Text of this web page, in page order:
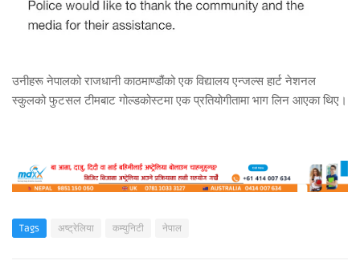
उनीहरू नेपालको राजधानी काठमाण्डौंको एक विद्यालय एन्जल्स हार्ट नेशनल
स्कुलको फुटसल टीमबाट गोल्डकोस्टमा एक प्रतियोगीतामा भाग लिन आएका थिए।
Tags अष्ट्रेलिया कम्युनिटी नेपाल